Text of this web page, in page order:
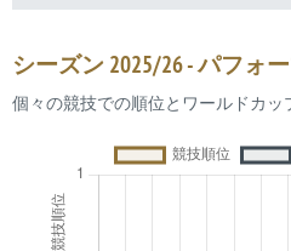
シーズン 2025/26 - パフォ
個々の競技での順位とワールドカッ